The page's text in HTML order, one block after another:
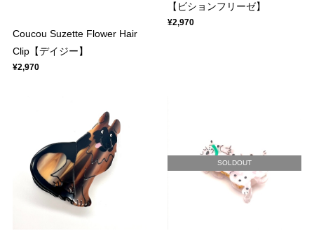
Coucou Suzette Flower Hair
Clip【デイジー】
¥2,970
【ビションフリーゼ】
¥2,970
SOLDOUT